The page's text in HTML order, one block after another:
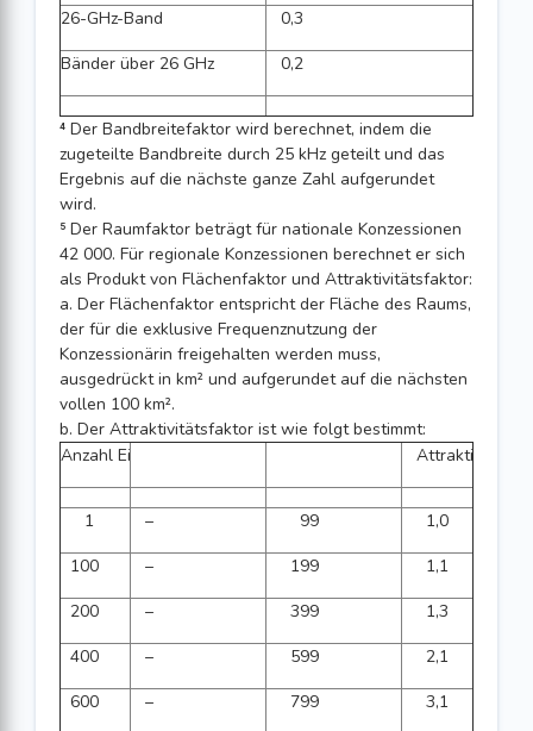
26-GHz-Band
0,3
Bänder über 26 GHz
0,2
⁴ Der Bandbreitefaktor wird berechnet, indem die
zugeteilte Bandbreite durch 25 kHz geteilt und das
Ergebnis auf die nächste ganze Zahl aufgerundet
wird.
⁵ Der Raumfaktor beträgt für nationale Konzessionen
42 000. Für regionale Konzessionen berechnet er sich
als Produkt von Flächenfaktor und Attraktivitätsfaktor:
a. Der Flächenfaktor entspricht der Fläche des Raums,
der für die exklusive Frequenznutzung der
Konzessionärin freigehalten werden muss,
ausgedrückt in km² und aufgerundet auf die nächsten
vollen 100 km².
b. Der Attraktivitätsfaktor ist wie folgt bestimmt:
Anzahl Einwohner/innen im Konzessionsgebiet pro km²
1 – 99
1,0
100
– 199
1,1
200
– 399
1,3
400
– 599
2,1
600
– 799
3,1